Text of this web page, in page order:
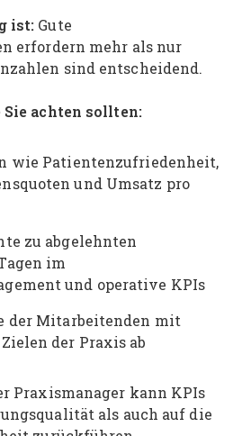
ist: Gute
erfordern mehr als nur
sind entscheidend.
achten sollten:
wie Patientenzufriedenheit,
und Umsatz pro
zu abgelehnten
im
und operative KPIs
der Mitarbeitenden mit
der Praxis ab
Praxismanager kann KPIs
als auch auf die